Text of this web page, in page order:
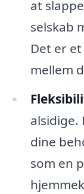
at
selskab
Det er
mellem
alsidige.
dine
som en